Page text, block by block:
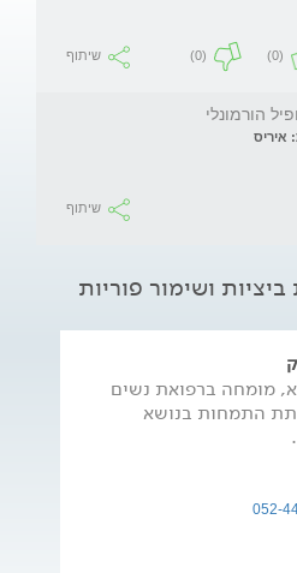
(0)
(0) שיתוף
הורמונלי
שיתוף
ושימור פוריות
מומחה ברפואת נשים
1985 . תת התמחות בנושא
052-